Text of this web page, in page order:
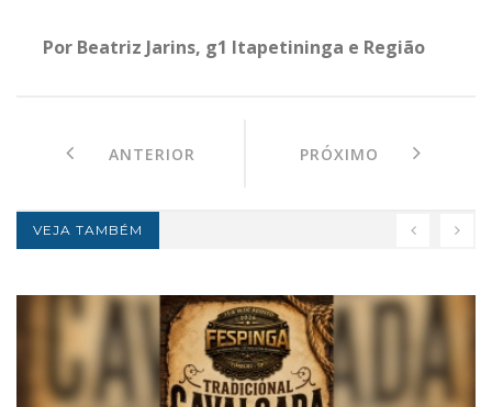
Por Beatriz Jarins, g1 Itapetininga e Região
ANTERIOR PRÓXIMO
VEJA TAMBÉM